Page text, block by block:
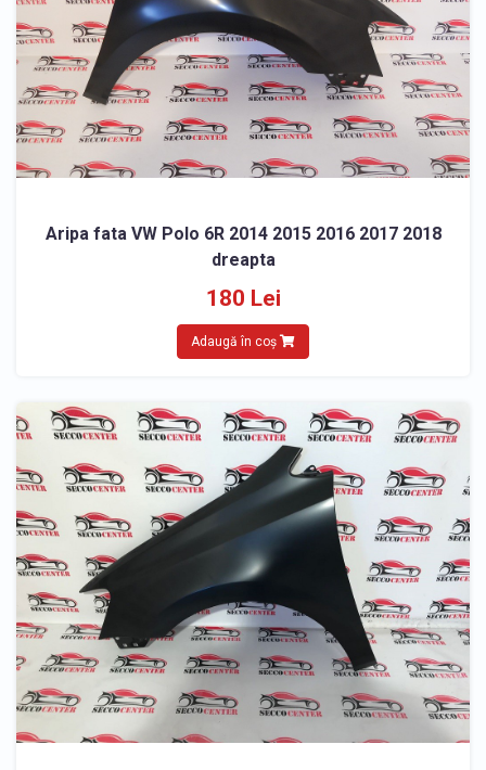
Aripa fata VW Polo 6R 2014 2015 2016 2017 2018
dreapta
180 Lei
Adaugă în coș